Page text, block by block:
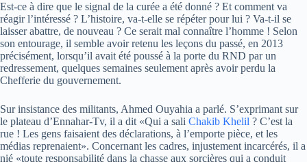
Est-ce à dire que le signal de la curée a été donné ? Et comment va
réagir l’intéressé ? L’histoire, va-t-elle se répéter pour lui ? Va-t-il se
laisser abattre, de nouveau ? Ce serait mal connaître l’homme ! Selon
son entourage, il semble avoir retenu les leçons du passé, en 2013
précisément, lorsqu’il avait été poussé à la porte du RND par un
redressement, quelques semaines seulement après avoir perdu la
Chefferie du gouvernement.
Sur insistance des militants, Ahmed Ouyahia a parlé. S’exprimant sur
le plateau d’Ennahar-Tv, il a dit «Qui a sali Chakib Khelil ? C’est la
rue ! Les gens faisaient des déclarations, à l’emporte pièce, et les
médias reprenaient». Concernant les cadres, injustement incarcérés, il a
nié «toute responsabilité dans la chasse aux sorcières qui a conduit